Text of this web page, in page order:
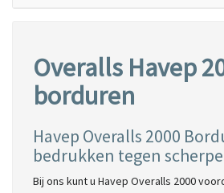
Overalls Havep
borduren
Havep Overalls 2000
bedrukken tegen
Bij ons kunt u Havep Overalls 2000